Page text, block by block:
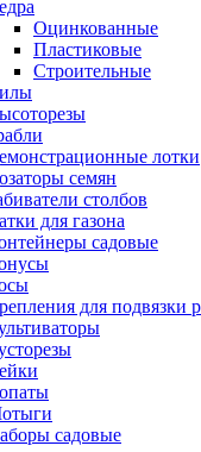
Оцинкованные
Пластиковые
Строительные
лотки
семян
столбов
для газона
садовые
для подвязки
садовые